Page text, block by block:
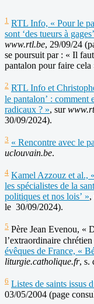
1 RTL Info, « Pour le
sont ‘des tueurs à
www.rtl.be, 29/09/24
se poursuit par : « Il
pantalon pour faire cela
2 RTL Info et
le pantalon’ : comment
radicaux ? », sur
30/09/2024).
3 « Rencontre avec le
uclouvain.be.
4 Kamel Azzouz et al.,
les spécialistes de la
politiques et nos lois’ »,
le 30/09/2024).
5 Père Jean Evenou, «
l’extraordinaire
évêques de France, «
liturgie.catholique.fr, s.
6 Listes de saints issus
03/05/2004 (page